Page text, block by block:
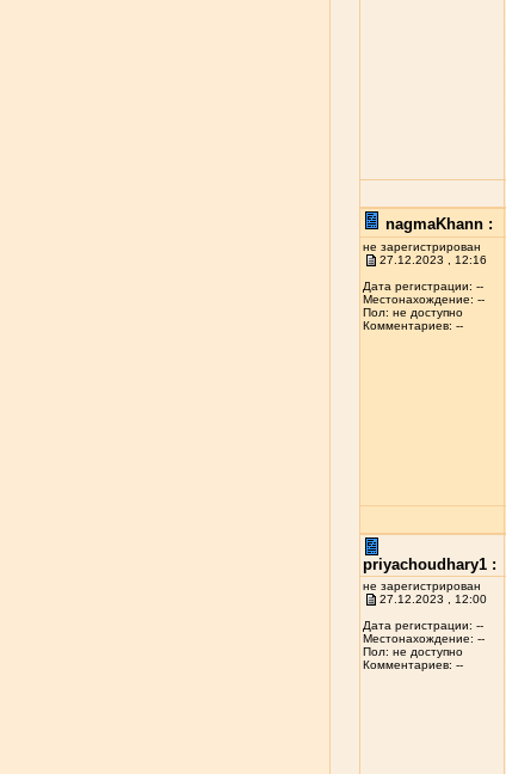
nagmaKhann :
не зарегистрирован
27.12.2023 , 12:16
Дата регистрации: --
Местонахождение: --
Пол: не доступно
Комментариев: --
priyachoudhary1 :
не зарегистрирован
27.12.2023 , 12:00
Дата регистрации: --
Местонахождение: --
Пол: не доступно
Комментариев: --